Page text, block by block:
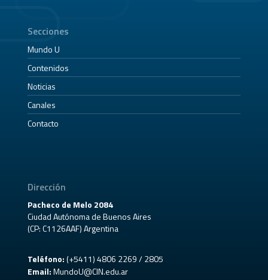
Secciones
Mundo U
Contenidos
Noticias
Canales
Contacto
Dirección
Pacheco de Melo 2084
Ciudad Autónoma de Buenos Aires
(CP: C1126AAF) Argentina
Teléfono:(+5411) 4806 2269 / 2805
Email: MundoU@CIN.edu.ar